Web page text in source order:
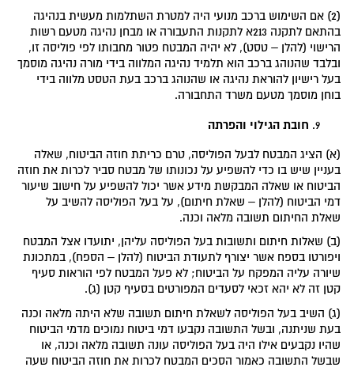
(2) אם השימוש ברכב מנועי היה למטרת השתלמות מעשית בנהיגה
בהתאם לתקנה 213א לתקנות התעבורה או מבחן נהיגה מטעם רשות
הרישוי (להלן – טסט), לא יהיה המבטח פטור מחבותו לפי פוליסה זו,
ובלבד שהנוהג ברכב הוא תלמיד נהיגה המלווה בידי מורה נהיגה מוסמך
בעל רישיון להוראת נהיגה או שהנוהג ברכב בעת הטסט מלווה בידי
בוחן מוסמך מטעם משרד התחבורה.
חובת הגילוי והפרתה
(א) הציג המבטח לבעל הפוליסה, טרם כריתת חוזה הביטוח, שאלה
בעניין שיש בו כדי להשפיע על נכונותו של מבטח סביר לכרות את חוזה
הביטוח או שאלה המבקשת מידע אשר יכול להשפיע על חישוב שיעור
דמי הביטוח (להלן – שאלת חיתום), על בעל הפוליסה להשיב על
שאלת החיתום תשובה מלאה וכנה.
(ב) שאלות חיתום ותשובות בעל הפוליסה עליהן, יתועדו אצל המבטח
ויפורטו בספח אשר יצורף לתעודת הביטוח (להלן – הספח), במתכונת
שיורה עליה המפקח על הביטוח; לא פעל המבטח לפי הוראות סעיף
קטן זה לא יהא זכאי לסעדים המפורטים בסעיף קטן (ג).
(ג) השיב בעל הפוליסה לשאלת חיתום תשובה שלא היתה מלאה וכנה
בעת שניתנה, ובשל התשובה נקבעו דמי ביטוח נמוכים מדמי הביטוח
שהיו נקבעים אילו היה בעל הפוליסה עונה תשובה מלאה וכנה, או
שבשל התשובה כאמור הסכים המבטח לכרות את חוזה הביטוח שעה